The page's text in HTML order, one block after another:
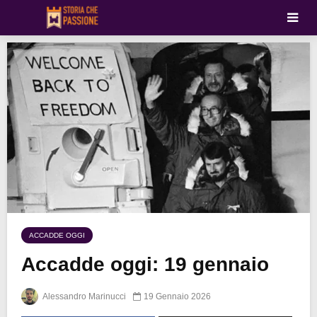
ACCADDE OGGI
Accadde oggi: 19 gennaio
Alessandro Marinucci 19 Gennaio 2026